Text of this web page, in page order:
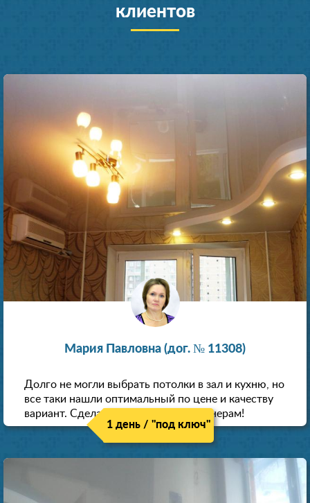
клиентов
Мария Павловна (дог. № 11308)
Долго не могли выбрать потолки в зал и кухню, но
все таки нашли оптимальный по цене и качеству
вариант. Сделали скидку как пенсионерам!
1 день / "под ключ"